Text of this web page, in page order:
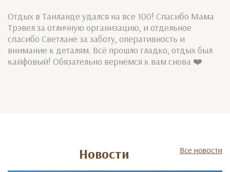
Отдых в Таиланде удался на все 100! Спасибо Мама
Трэвел за отличную организацию, и отдельное
спасибо Светлане за заботу, оперативность и
внимание к деталям. Всё прошло гладко, отдых был
кайфовый! Обязательно вернёмся к вам снова ❤️
Новости Все новости